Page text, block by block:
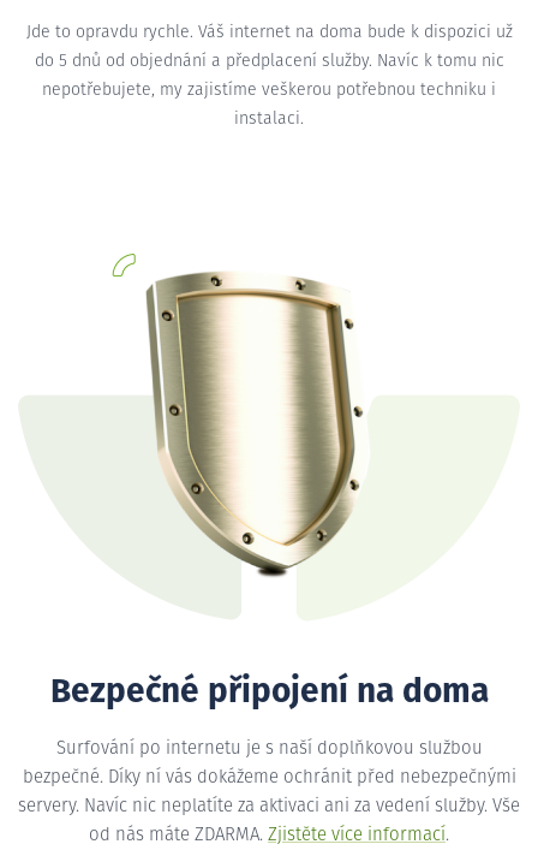
Jde to opravdu rychle. Váš internet na doma bude k dispozici už
do 5 dnů od objednání a předplacení služby. Navíc k tomu nic
nepotřebujete, my zajistíme veškerou potřebnou techniku i
instalaci.
Bezpečné připojení na doma
Surfování po internetu je s naší doplňkovou službou
bezpečné. Díky ní vás dokážeme ochránit před nebezpečnými
servery. Navíc nic neplatíte za aktivaci ani za vedení služby. Vše
od nás máte ZDARMA. Zjistěte více informací.